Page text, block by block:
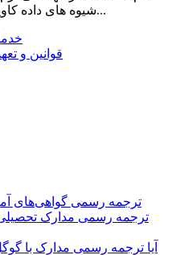
شیوه های داده کاویان در این زمینه می باشد. به اذعان...
قوانین و
ترجمه رسمی گواهی‌های
ترجمه رسمی مدارک
آیا ترجمه رسمی مدارک با